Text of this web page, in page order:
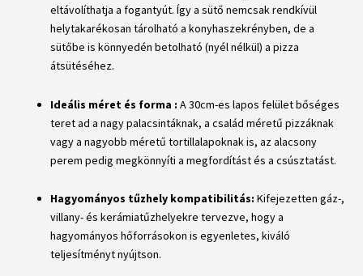
eltávolíthatja a fogantyút. Így a sütő nemcsak rendkívül
helytakarékosan tárolható a konyhaszekrényben, de a
sütőbe is könnyedén betolható (nyél nélkül) a pizza
átsütéséhez.
Ideális méret és forma : A 30cm-es lapos felület bőséges
teret ad a nagy palacsintáknak, a család méretű pizzáknak
vagy a nagyobb méretű tortillalapoknak is, az alacsony
perem pedig megkönnyíti a megfordítást és a csúsztatást.
Hagyományos tűzhely kompatibilitás: Kifejezetten gáz-,
villany- és kerámiatűzhelyekre tervezve, hogy a
hagyományos hőforrásokon is egyenletes, kiváló
teljesítményt nyújtson.